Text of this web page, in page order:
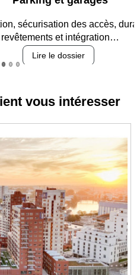
des accès, durabilité des
et intégration…
vous intéresser